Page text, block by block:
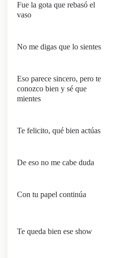
Fue la gota que rebasó el
vaso
No me digas que lo sientes
Eso parece sincero, pero te
conozco bien y sé que
mientes
Te felicito, qué bien actúas
De eso no me cabe duda
Con tu papel continúa
Te queda bien esе show